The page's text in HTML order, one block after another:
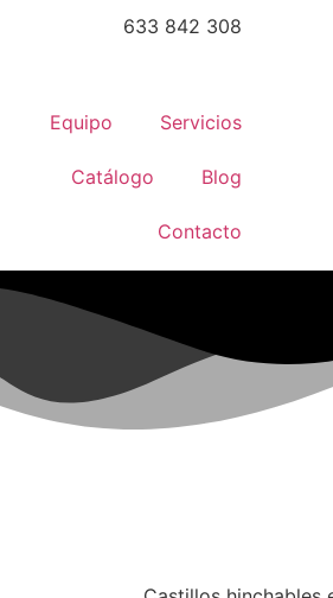
633 842 308
Equipo Servicios
Catálogo Blog
Contacto